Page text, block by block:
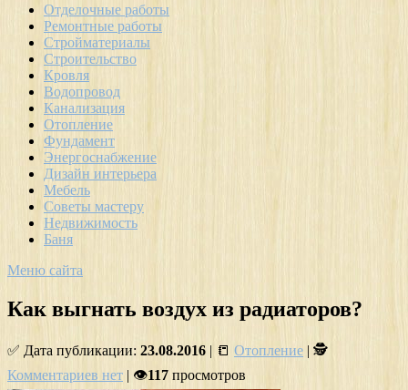
Отделочные работы
Ремонтные работы
Стройматериалы
Строительство
Кровля
Водопровод
Канализация
Отопление
Фундамент
Энергоснабжение
Дизайн интерьера
Мебель
Советы мастеру
Недвижимость
Баня
Меню сайта
Как выгнать воздух из радиаторов?
✅ Дата публикации: 23.08.2016 | 📒 Отопление | 🕵
Комментариев нет | 👁117 просмотров